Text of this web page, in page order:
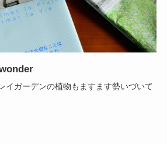
イガーデンの植物もますます勢いづいて